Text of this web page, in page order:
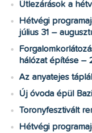
Útlezárások a
Hétvégi
július 31 –
hálózat építése –
Az anyatejes
Új óvoda épül
Toronyfesztivált
Hétvégi